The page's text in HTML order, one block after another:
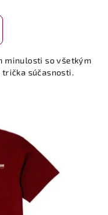
minulosti so všetkým
súčasnosti.